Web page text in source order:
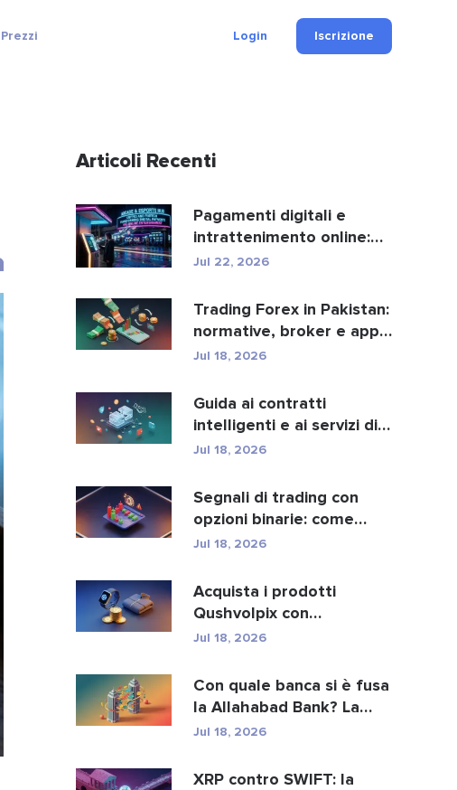
Prezzi Login Iscrizione
Articoli Recenti
Pagamenti digitali e
intrattenimento online:
ecco come crypto e fi...
Jul 22, 2026
Trading Forex in Pakistan:
normative, broker e app
di trading.
Jul 18, 2026
Guida ai contratti
intelligenti e ai servizi di
sviluppo di contra...
Jul 18, 2026
Segnali di trading con
opzioni binarie: come
funzionano e i rischi
Jul 18, 2026
Acquista i prodotti
Qushvolpix con
criptovalute: Bitcoin,
Jul 18, 2026
Con quale banca si è fusa
la Allahabad Bank? La
storia completa d...
Jul 18, 2026
XRP contro SWIFT: la